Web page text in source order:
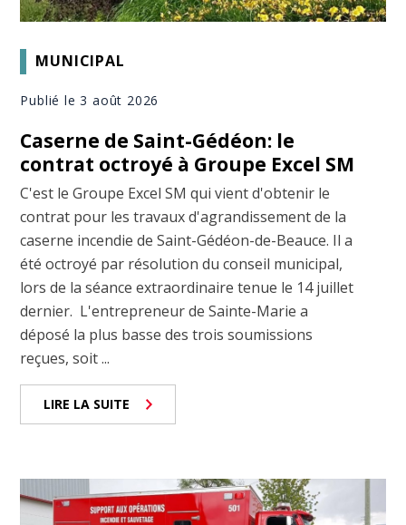
MUNICIPAL
Publié le 3 août 2026
Caserne de Saint-Gédéon: le
contrat octroyé à Groupe Excel SM
C'est le Groupe Excel SM qui vient d'obtenir le
contrat pour les travaux d'agrandissement de la
caserne incendie de Saint-Gédéon-de-Beauce. Il a
été octroyé par résolution du conseil municipal,
lors de la séance extraordinaire tenue le 14 juillet
dernier. L'entrepreneur de Sainte-Marie a
déposé la plus basse des trois soumissions
reçues, soit ...
LIRE LA SUITE